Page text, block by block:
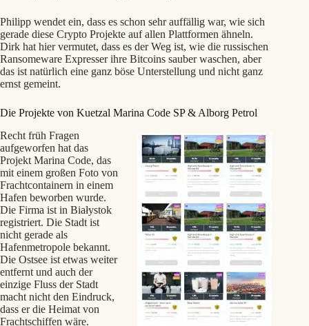
Philipp wendet ein, dass es schon sehr auffällig war, wie sich
gerade diese Crypto Projekte auf allen Plattformen ähneln.
Dirk hat hier vermutet, dass es der Weg ist, wie die russischen
Ransomeware Expresser ihre Bitcoins sauber waschen, aber
das ist natürlich eine ganz böse Unterstellung und nicht ganz
ernst gemeint.
Die Projekte von Kuetzal Marina Code SP & Alborg Petrol
Recht früh Fragen
aufgeworfen hat das
Projekt Marina Code, das
mit einem großen Foto von
Frachtcontainern in einem
Hafen beworben wurde.
Die Firma ist in Białystok
registriert. Die Stadt ist
nicht gerade als
Hafenmetropole bekannt.
Die Ostsee ist etwas weiter
entfernt und auch der
einzige Fluss der Stadt
macht nicht den Eindruck,
dass er die Heimat von
Frachtschiffen wäre.